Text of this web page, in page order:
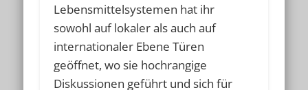
Lebensmittelsystemen hat ihr
sowohl auf lokaler als auch auf
internationaler Ebene Türen
geöffnet, wo sie hochrangige
Diskussionen geführt und sich für